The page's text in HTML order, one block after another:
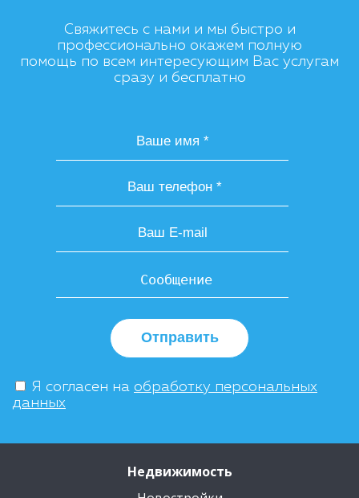
Свяжитесь с нами и мы быстро и
профессионально окажем полную
помощь по всем интересующим Вас услугам
сразу и бесплатно
Отправить
Я согласен на обработку персональных
данных
Недвижимость